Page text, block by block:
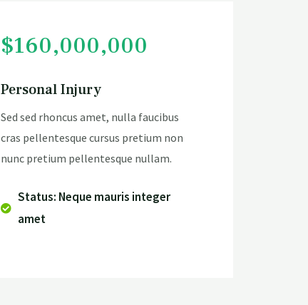
$160,000,000
Personal Injury
Sed sed rhoncus amet, nulla faucibus
cras pellentesque cursus pretium non
nunc pretium pellentesque nullam.
Status: Neque mauris integer
amet